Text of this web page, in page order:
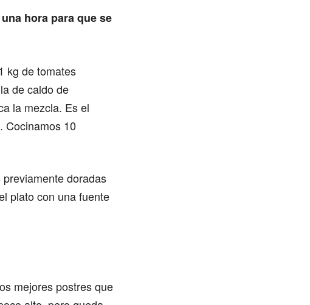
hora para que se
kg de tomates
de caldo de
la mezcla. Es el
Cocinamos 10
doradas
plato con una fuente
mejores postres que